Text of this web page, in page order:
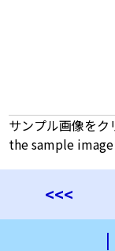
サンプル画像を
the sample
<<<
|